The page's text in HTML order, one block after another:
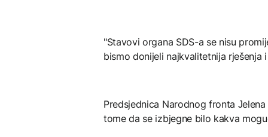
"Stavovi organa SDS-a se nisu
bismo donijeli najkvalitetnija rješenja
Predsjednica Narodnog fronta
tome da se izbjegne bilo kakva